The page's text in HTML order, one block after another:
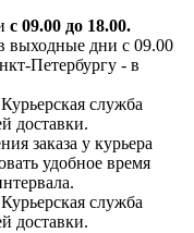
с 09.00 до 18.00.
выходные дни с 09.00
Петербургу - в
служба
доставки.
заказа у курьера
удобное время
служба
доставки.